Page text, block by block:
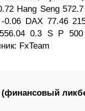
Hang Seng
0.06 DAX 77.46
0.3 S P
FxTeam
(финансовый